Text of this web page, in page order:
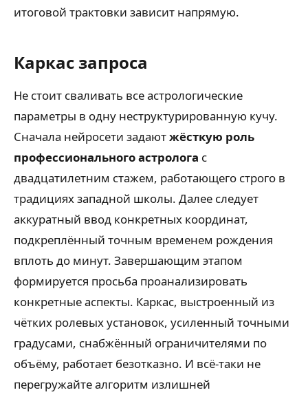
итоговой трактовки зависит напрямую.
Каркас запроса
Не стоит сваливать все астрологические
параметры в одну неструктурированную кучу.
Сначала нейросети задаютжёсткую роль
профессионального астролога с
двадцатилетним стажем, работающего строго в
традициях западной школы. Далее следует
аккуратный ввод конкретных координат,
подкреплённый точным временем рождения
вплоть до минут. Завершающим этапом
формируется просьба проанализировать
конкретные аспекты. Каркас, выстроенный из
чётких ролевых установок, усиленный точными
градусами, снабжённый ограничителями по
объёму, работает безотказно. И всё-таки не
перегружайте алгоритм излишней